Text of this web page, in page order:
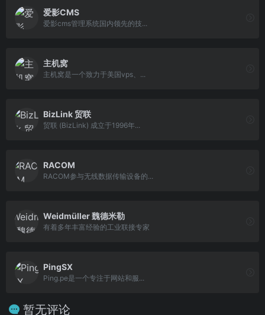
爱影CMS
爱影cms管理系统国内领先的技...
主机窝
主机窝是一个致力于美国vps、...
BizLink 贸联
贸联 (BizLink) 成立于1996年...
RACOM
RACOM参与无线数据传输设备的...
Weidmüller 魏德米勒
有着多年丰富经验的工业联接专家
PingSX
Ping.pe是一个专注于网站和服...
暂无评论